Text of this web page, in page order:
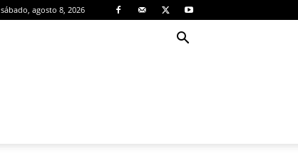
sábado, agosto 8, 2026